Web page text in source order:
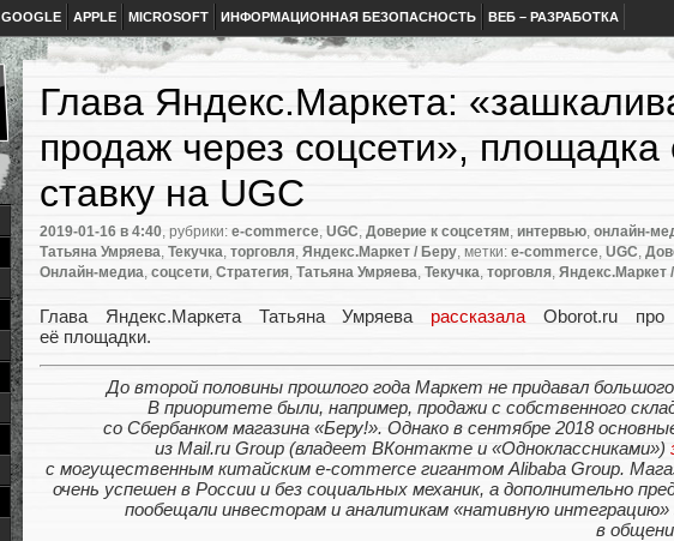
GOOGLE APPLE MICROSOFT ИНФОРМАЦИОННАЯ БЕЗОПАСНОСТЬ ВЕБ – РАЗРАБОТКА
Глава Яндекс.Маркета:
продаж через соцсети», площадка
ставку на UGC
2019-01-16 в 4:40, рубрики: e-commerce, UGC, Доверие к соцсетям, интервью, онлайн-
Татьяна Умряева, Текучка, торговля, Яндекс.Маркет / Беру, метки: e-commerce, UGC,
Онлайн-медиа, соцсети, Стратегия, Татьяна Умряева, Текучка, торговля, Яндекс.Маркет
Глава Яндекс.Маркета Татьяна Умряева рассказала Oborot.ru про
её площадки.
До второй половины прошлого года Маркет не придавал большого
В приоритете были, например, продажи с собственного
со Сбербанком магазина «Беру!». Однако в сентябре 2018
из Mail.ru Group (владеет ВКонтакте и «Одноклассниками»)
с могущественным китайским e-commerce гигантом Alibaba Group.
очень успешен в России и без социальных механик, а дополнительно
пообещали инвесторам и аналитикам «нативную интеграцию»
в